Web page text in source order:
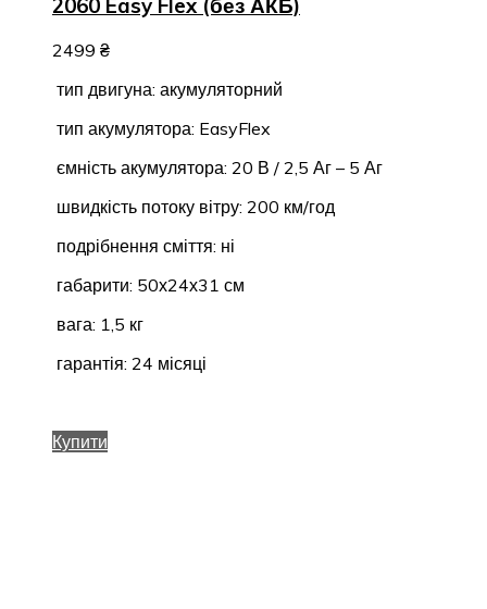
2060 Easy Flex (без АКБ)
2499 ₴
тип двигуна: акумуляторний
тип акумулятора: EasyFlex
ємність акумулятора: 20 В / 2,5 Аг – 5 Аг
швидкість потоку вітру: 200 км/год
подрібнення сміття: ні
габарити: 50х24х31 см
вага: 1,5 кг
гарантія: 24 місяці
Купити